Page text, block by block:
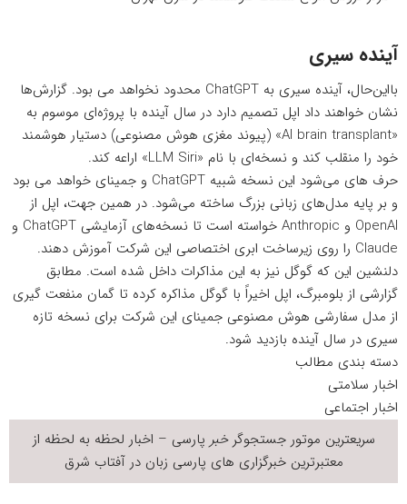
آینده سیری
بااین‌حال، آینده سیری به ChatGPT محدود نخواهد می بود. گزارش‌ها
نشان خواهند داد اپل تصمیم دارد در سال آینده با پروژه‌ای موسوم به
«AI brain transplant» (پیوند مغزی هوش مصنوعی) دستیار هوشمند
خود را منقلب کند و نسخه‌ای با نام «LLM Siri» اراعه کند.
حرف های می‌شود این نسخه‌ شبیه ChatGPT و جمینای خواهد می بود
و بر پایه مدل‌های زبانی بزرگ ساخته می‌شود. در همین جهت، اپل از
OpenAI و Anthropic خواسته است تا نسخه‌های آزمایشی ChatGPT و
Claude را روی زیرساخت ابری اختصاصی این شرکت آموزش دهند.
دلنشین این که گوگل نیز به این مذاکرات داخل شده است. مطابق
گزارشی از بلومبرگ، اپل اخیراً با گوگل مذاکره کرده تا گمان منفعت گیری
از مدل سفارشی هوش مصنوعی جمینای این شرکت برای نسخه تازه
سیری در سال آینده بازدید شود.
دسته بندی مطالب
اخبار سلامتی
اخبار اجتماعی
سریعترین موتور جستجوگرخبر پارسی – اخبار لحظه به لحظه از
معتبرترین خبرگزاری های پارسی زبان درآفتاب شرق